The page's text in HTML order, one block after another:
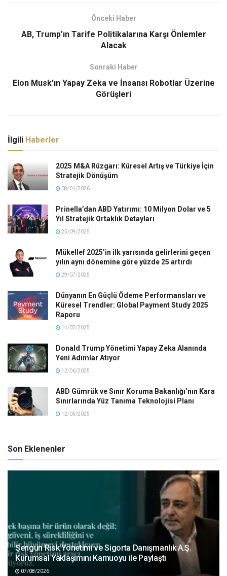
Önceki Haber
AB, Trump’ın Tarife Politikalarına Karşı Önlemler
Alacak
Sonraki Haber
Elon Musk’ın Yapay Zeka ve İnsansı Robotlar Üzerine
Görüşleri
İlgili Haberler
2025 M&A Rüzgarı: Küresel Artış ve Türkiye İçin
Stratejik Dönüşüm
08/01/2026
Prinella’dan ABD Yatırımı: 10 Milyon Dolar ve 5
Yıl Stratejik Ortaklık Detayları
25/09/2025
Mükellef 2025’in ilk yarısında gelirlerini geçen
yılın aynı dönemine göre yüzde 25 artırdı
29/07/2025
Dünyanın En Güçlü Ödeme Performansları ve
Küresel Trendler: Global Payment Study 2025
Raporu
14/07/2025
Donald Trump Yönetimi Yapay Zeka Alanında
Yeni Adımlar Atıyor
12/06/2025
ABD Gümrük ve Sınır Koruma Bakanlığı’nın Kara
Sınırlarında Yüz Tanıma Teknolojisi Planı
12/05/2025
Son Eklenenler
Şengün Risk Yönetimi ve Sigorta Danışmanlık A.Ş.
Kurumsal Yaklaşımını Kamuoyu ile Paylaştı
07/08/2026